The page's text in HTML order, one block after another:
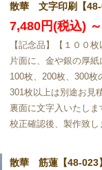
散華 文字印刷【48-
7,480円(税込) ～
【記念品】【１００
片面に、金や銀の厚紙
100枚、200枚、300枚
301枚以上は別途お見
裏面に文字入いたし
校正確認後、製作致し
散華 筋蓮【48-023